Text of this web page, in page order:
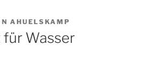
AHUELSKAMP
für Wasser